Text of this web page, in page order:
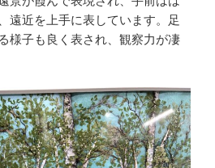
遠近を上手に表しています。足
様子も良く表され、観察力が凄